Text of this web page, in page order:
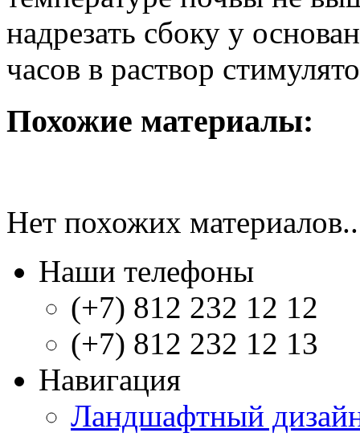
надрезать сбоку у
часов в раствор
Похожие материалы:
Нет похожих
Наши телефоны
(+7) 812 232 12 12
(+7) 812 232 12 13
Навигация
Ландшафтный